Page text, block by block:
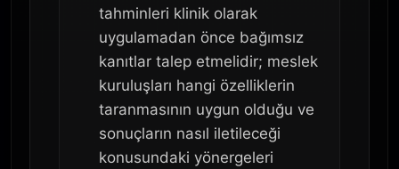
tahminleri klinik olarak
uygulamadan önce bağımsız
kanıtlar talep etmelidir; meslek
kuruluşları hangi özelliklerin
taranmasının uygun olduğu ve
sonuçların nasıl iletileceği
konusundaki yönergeleri